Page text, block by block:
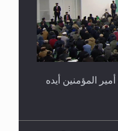
المؤمنين أيده